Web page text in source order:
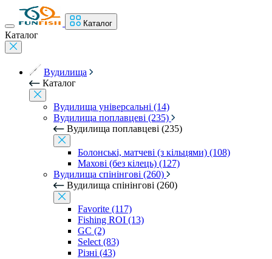
Каталог
Каталог
Вудилища
Каталог
Вудилища універсальні (14)
Вудилища поплавцеві (235)
Вудилища поплавцеві (235)
Болонські, матчеві (з кільцями) (108)
Махові (без кілець) (127)
Вудилища спінінгові (260)
Вудилища спінінгові (260)
Favorite (117)
Fishing ROI (13)
GC (2)
Select (83)
Різні (43)